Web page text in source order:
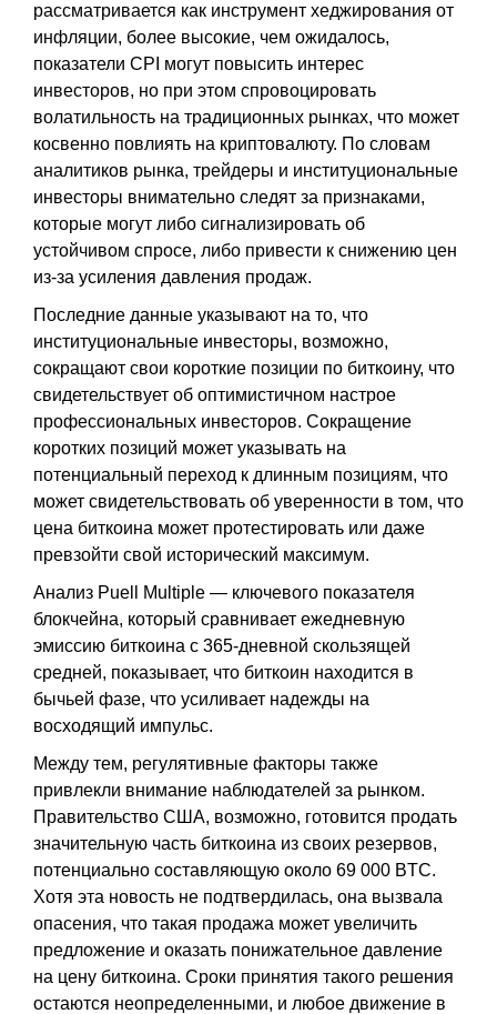
рассматривается как инструмент хеджирования от
инфляции, более высокие, чем ожидалось,
показатели CPI могут повысить интерес
инвесторов, но при этом спровоцировать
волатильность на традиционных рынках, что может
косвенно повлиять на криптовалюту. По словам
аналитиков рынка, трейдеры и институциональные
инвесторы внимательно следят за признаками,
которые могут либо сигнализировать об
устойчивом спросе, либо привести к снижению цен
из-за усиления давления продаж.
Последние данные указывают на то, что
институциональные инвесторы, возможно,
сокращают свои короткие позиции по биткоину, что
свидетельствует об оптимистичном настрое
профессиональных инвесторов. Сокращение
коротких позиций может указывать на
потенциальный переход к длинным позициям, что
может свидетельствовать об уверенности в том, что
цена биткоина может протестировать или даже
превзойти свой исторический максимум.
Анализ Puell Multiple — ключевого показателя
блокчейна, который сравнивает ежедневную
эмиссию биткоина с 365-дневной скользящей
средней, показывает, что биткоин находится в
бычьей фазе, что усиливает надежды на
восходящий импульс.
Между тем, регулятивные факторы также
привлекли внимание наблюдателей за рынком.
Правительство США, возможно, готовится продать
значительную часть биткоина из своих резервов,
потенциально составляющую около 69 000 BTC.
Хотя эта новость не подтвердилась, она вызвала
опасения, что такая продажа может увеличить
предложение и оказать понижательное давление
на цену биткоина. Сроки принятия такого решения
остаются неопределенными, и любое движение в